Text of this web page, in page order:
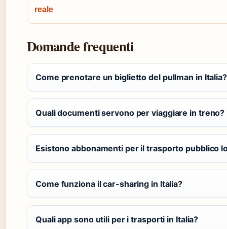
reale
Domande frequenti
Come prenotare un biglietto del pullman in Italia?
Quali documenti servono per viaggiare in treno?
Esistono abbonamenti per il trasporto pubblico
Come funziona il car-sharing in Italia?
Quali app sono utili per i trasporti in Italia?